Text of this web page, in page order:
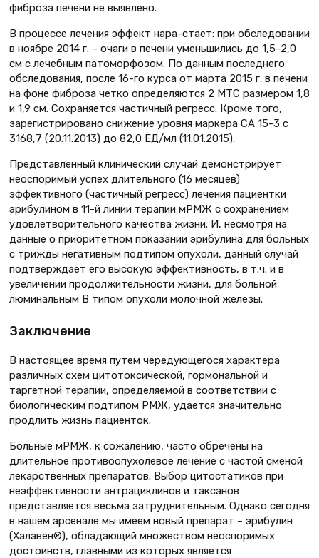
фиброза печени не выявлено.
В процессе лечения эффект нара-стает: при обследовании
в ноябре 2014 г. – очаги в печени уменьшились до 1,5–2,0
см с лечебным патоморфозом. По данным последнего
обследования, после 16-го курса от марта 2015 г. в печени
на фоне фиброза четко определяются 2 МТС размером 1,8
и 1,9 см. Сохраняется частичный регресс. Кроме того,
зарегистрировано снижение уровня маркера СА 15-3 с
3168,7 (20.11.2013) до 82,0 ЕД/мл (11.01.2015).
Представленный клинический случай демонстрирует
неоспоримый успех длительного (16 месяцев)
эффективного (частичный регресс) лечения пациентки
эрибулином в 11-й линии терапии мРМЖ с сохранением
удовлетворительного качества жизни. И, несмотря на
данные о приоритетном показании эрибулина для больных
с трижды негативным подтипом опухоли, данный случай
подтверждает его высокую эффективность, в т.ч. и в
увеличении продолжительности жизни, для больной
люминальным В типом опухоли молочной железы.
Заключение
В настоящее время путем чередующегося характера
различных схем цитотоксической, гормональной и
таргетной терапии, определяемой в соответствии с
биологическим подтипом РМЖ, удается значительно
продлить жизнь пациенток.
Больные мРМЖ, к сожалению, часто обречены на
длительное противоопухолевое лечение с частой сменой
лекарственных препаратов. Выбор цитостатиков при
неэффективности антрациклинов и таксанов
представляется весьма затруднительным. Однако сегодня
в нашем арсенале мы имеем новый препарат – эрибулин
(Халавен®), обладающий множеством неоспоримых
достоинств, главными из которых является